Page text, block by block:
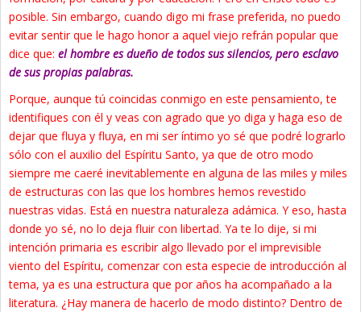
posible. Sin embargo, cuando digo mi frase preferida, no puedo
evitar sentir que le hago honor a aquel viejo refrán popular que
dice que: el hombre es dueño de todos sus silencios, pero esclavo
de sus propias palabras.
Porque, aunque tú coincidas conmigo en este pensamiento, te
identifiques con él y veas con agrado que yo diga y haga eso de
dejar que fluya y fluya, en mi ser íntimo yo sé que podré lograrlo
sólo con el auxilio del Espíritu Santo, ya que de otro modo
siempre me caeré inevitablemente en alguna de las miles y miles
de estructuras con las que los hombres hemos revestido
nuestras vidas. Está en nuestra naturaleza adámica. Y eso, hasta
donde yo sé, no lo deja fluir con libertad. Ya te lo dije, si mi
intención primaria es escribir algo llevado por el imprevisible
viento del Espíritu, comenzar con esta especie de introducción al
tema, ya es una estructura que por años ha acompañado a la
literatura. ¿Hay manera de hacerlo de modo distinto? Dentro de